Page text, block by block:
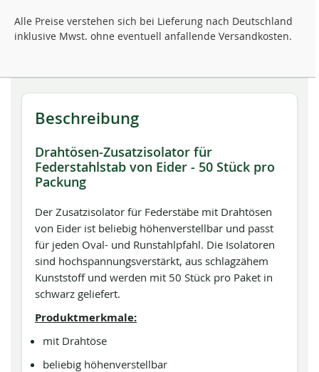
Alle Preise verstehen sich bei Lieferung nach Deutschland
inklusive Mwst. ohne eventuell anfallende Versandkosten.
Beschreibung
Drahtösen-Zusatzisolator für
Federstahlstab von Eider - 50 Stück pro
Packung
Der Zusatzisolator für Federstäbe mit Drahtösen
von Eider ist beliebig höhenverstellbar und passt
für jeden Oval- und Runstahlpfahl. Die Isolatoren
sind hochspannungsverstärkt, aus schlagzähem
Kunststoff und werden mit 50 Stück pro Paket in
schwarz geliefert.
Produktmerkmale:
mit Drahtöse
beliebig höhenverstellbar